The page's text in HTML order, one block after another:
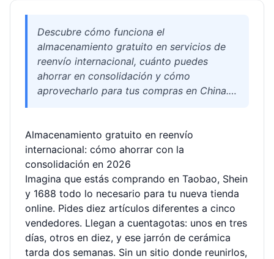
Descubre cómo funciona el
almacenamiento gratuito en servicios de
reenvío internacional, cuánto puedes
ahorrar en consolidación y cómo
aprovecharlo para tus compras en China.
Almacenamiento gratuito en reenvío
internacional: cómo ahorrar con la
consolidación en 2026
Imagina que estás comprando en Taobao, Shein
y 1688 todo lo necesario para tu nueva tienda
online. Pides diez artículos diferentes a cinco
vendedores. Llegan a cuentagotas: unos en tres
días, otros en diez, y ese jarrón de cerámica
tarda dos semanas. Sin un sitio donde reunirlos,